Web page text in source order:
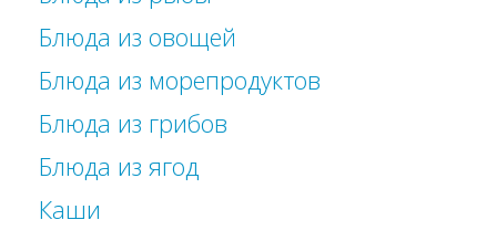
Блюда из овощей
Блюда из морепродуктов
Блюда из грибов
Блюда из ягод
Каши